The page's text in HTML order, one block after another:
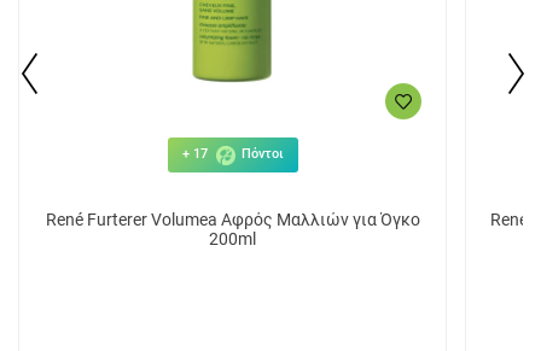
+ 17 Πόντοι
René Furterer Volumea Αφρός Μαλλιών για Όγκο
200ml
Rene